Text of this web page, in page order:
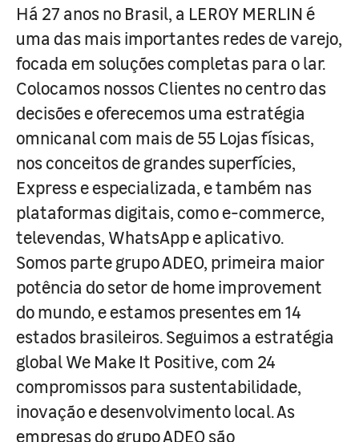
Há 27 anos no Brasil, a LEROY MERLIN é
uma das mais importantes redes de varejo,
focada em soluções completas para o lar.
Colocamos nossos Clientes no centro das
decisões e oferecemos uma estratégia
omnicanal com mais de 55 Lojas físicas,
nos conceitos de grandes superfícies,
Express e especializada, e também nas
plataformas digitais, como e-commerce,
televendas, WhatsApp e aplicativo.
Somos parte grupo ADEO, primeira maior
potência do setor de home improvement
do mundo, e estamos presentes em 14
estados brasileiros. Seguimos a estratégia
global We Make It Positive, com 24
compromissos para sustentabilidade,
inovação e desenvolvimento local. As
empresas do grupo ADEO são